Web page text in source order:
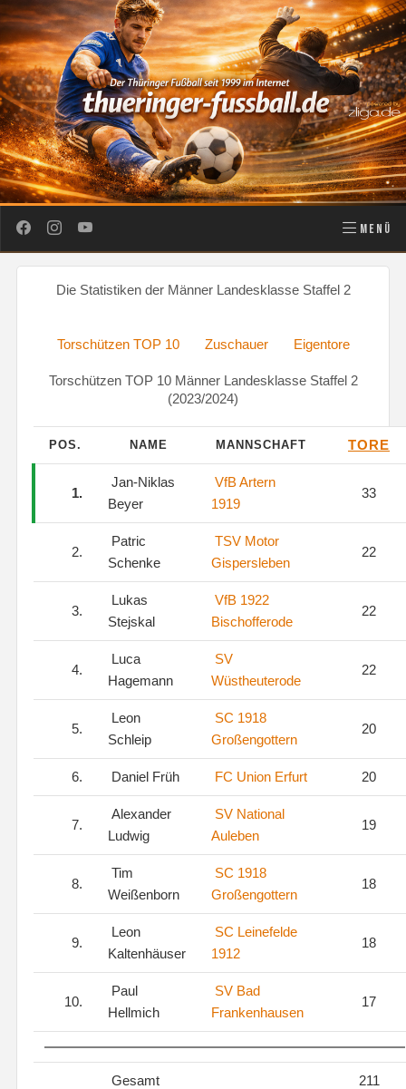
MENÜ
Die Statistiken der Männer Landesklasse Staffel 2
Torschützen TOP 10 Zuschauer Eigentore
Torschützen TOP 10 Männer Landesklasse Staffel 2
(2023/2024)
POS. NAME MANNSCHAFT TORE
1.
Jan-Niklas
Beyer
VfB Artern
1919
33
2.
Patric
Schenke
TSV Motor
Gispersleben
22
3.
Lukas
Stejskal
VfB 1922
Bischofferode
22
4.
Luca
Hagemann
SV
Wüstheuterode
22
5.
Leon
Schleip
SC 1918
Großengottern
20
6. Daniel Früh FC Union Erfurt 20
7.
Alexander
Ludwig
SV National
Auleben
19
8.
Tim
Weißenborn
SC 1918
Großengottern
18
9.
Leon
Kaltenhäuser
SC Leinefelde
1912
18
10.
Paul
Hellmich
SV Bad
Frankenhausen
17
Gesamt 211